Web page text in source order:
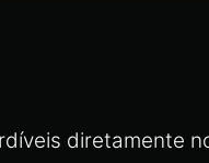
diretamente